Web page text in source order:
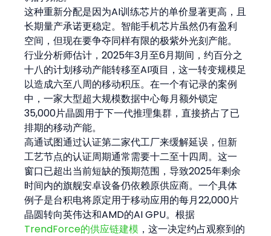
这种重新分配是因为AI训练芯片的单价显著更高，且
长期量产承诺更稳定。智能手机芯片虽然仍有盈利
空间，但现在要争夺同样有限的极紫外光刻产能。
行业分析师估计，2025年3月至6月期间，约百分之
十八的计划移动产能转移至AI项目，这一转变规模足
以造成六至八周的移动积压。在一个有记录的案例
中，一家大型超大规模数据中心每月额外锁定
35,000片晶圆用于下一代推理集群，直接挤占了已
排期的移动产能。
高通试图通过认证第二家代工厂来缓解延误，但新
工艺节点的认证周期通常需要十二至十四周。这一
窗口已超出当前短缺的预期范围，导致2025年剩余
时间内的旗舰安卓设备仍依赖原供应商。一个具体
例子是台积电将原定用于移动应用的每月22,000片
晶圆转向英伟达和AMD的AI GPU。根据
TrendForce的供应链建模 ，这一决定约占观察到的